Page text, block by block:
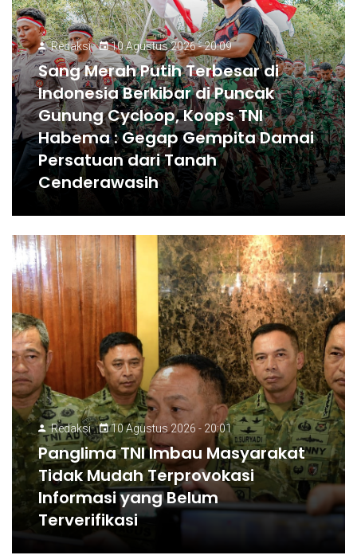
Redaksi 10 Agustus 2026 - 20:09
Sang Merah Putih Terbesar di
Indonesia Berkibar di Puncak
Gunung Cycloop, Koops TNI
Habema : Gegap Gempita Damai
Persatuan dari Tanah
Cenderawasih
Redaksi 10 Agustus 2026 - 20:01
Panglima TNI Imbau Masyarakat
Tidak Mudah Terprovokasi
Informasi yang Belum
Terverifikasi